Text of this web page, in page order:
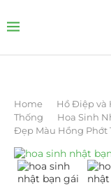
Home Hồ Điệp và
Thống
Hoa Sinh
Đẹp Màu Hồng Phớt